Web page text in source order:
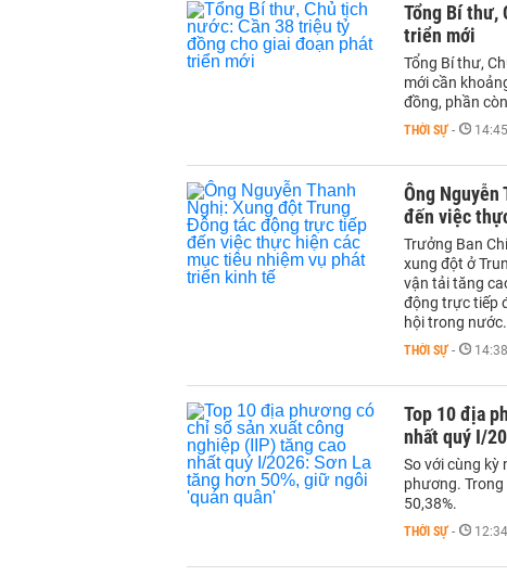
Tổng Bí thư,
triển mới
Tổng Bí thư,
mới cần
đồng, phần
THỜI SỰ -
Ông
đến việc
Trưởng Ban
xung đột ở
vận tải tăng
động trực tiếp
hội trong nước.
THỜI SỰ -
Top 10 địa
nhất quý I/
So với cùng kỳ
phương.
50,38%.
THỜI SỰ -